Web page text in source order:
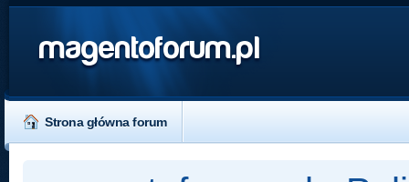
magentoforum.pl
Strona główna forum